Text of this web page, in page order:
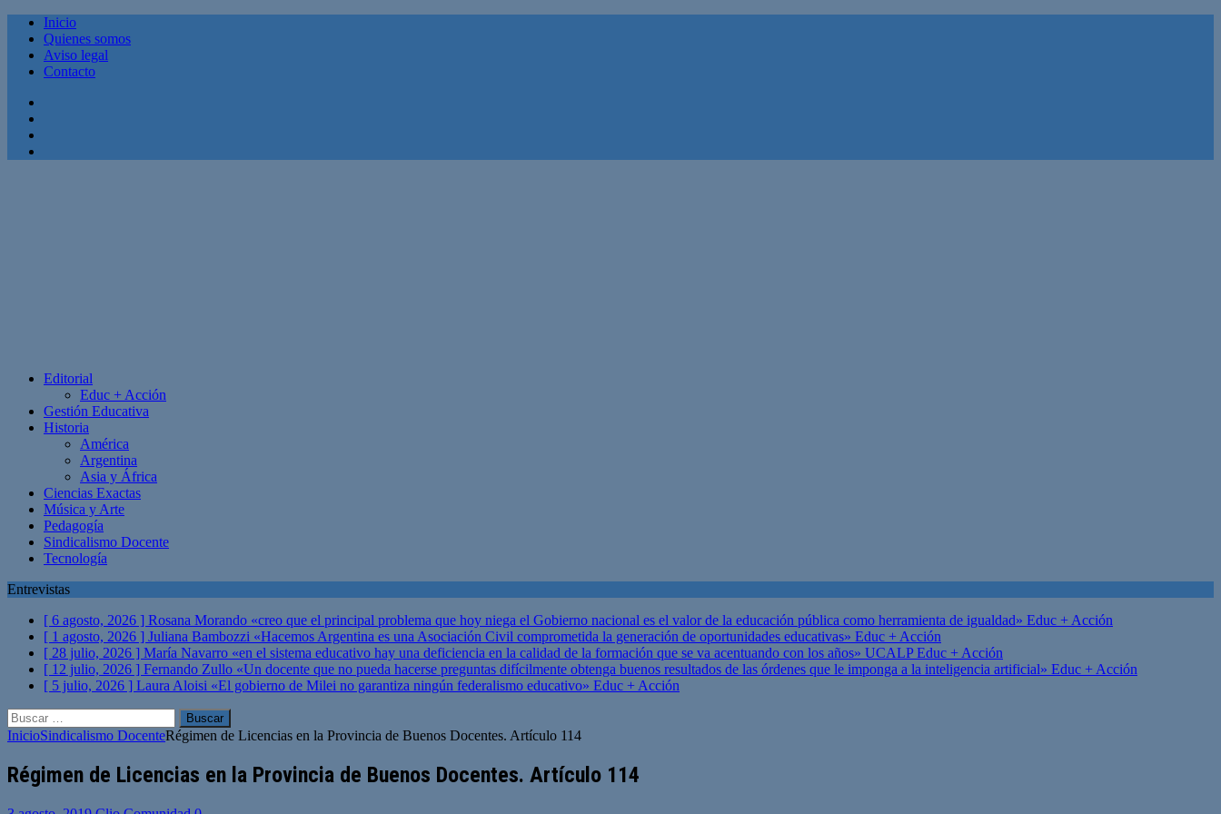
Inicio
Quienes somos
Aviso legal
Contacto
Editorial
Educ + Acción
Gestión Educativa
Historia
América
Argentina
Asia y África
Ciencias Exactas
Música y Arte
Pedagogía
Sindicalismo Docente
Tecnología
Entrevistas
[ 6 agosto, 2026 ] Rosana Morando «creo que el principal problema que hoy niega el Gobierno nacional es el valor de la educación pública como herramienta de igualdad» Educ + Acción
[ 1 agosto, 2026 ] Juliana Bambozzi «Hacemos Argentina es una Asociación Civil comprometida la generación de oportunidades educativas» Educ + Acción
[ 28 julio, 2026 ] María Navarro «en el sistema educativo hay una deficiencia en la calidad de la formación que se va acentuando con los años» UCALPEduc + Acción
[ 12 julio, 2026 ] Fernando Zullo «Un docente que no pueda hacerse preguntas difícilmente obtenga buenos resultados de las órdenes que le imponga a la inteligencia artificial» Educ + Acción
[ 5 julio, 2026 ] Laura Aloisi «El gobierno de Milei no garantiza ningún federalismo educativo» Educ + Acción
Buscar:
InicioSindicalismo DocenteRégimen de Licencias en la Provincia de Buenos Docentes. Artículo 114
Régimen de Licencias en la Provincia de Buenos Docentes. Artículo 114